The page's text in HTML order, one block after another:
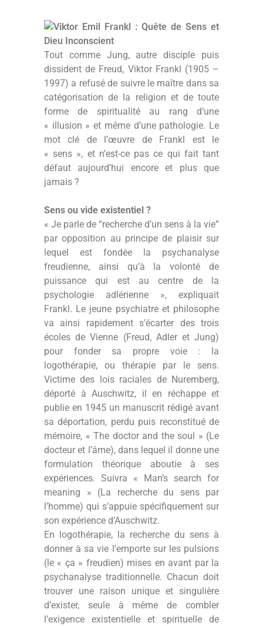
Tout comme Jung, autre disciple puis
dissident de Freud, Viktor Frankl (1905 –
1997) a refusé de suivre le maître dans sa
catégorisation de la religion et de toute
forme de spiritualité au rang d’une
« illusion » et même d’une pathologie. Le
mot clé de l’œuvre de Frankl est le
« sens », et n’est-ce pas ce qui fait tant
défaut aujourd’hui encore et plus que
jamais ?
Sens ou vide existentiel ?
« Je parle de “recherche d’un sens à la vie”
par opposition au principe de plaisir sur
lequel est fondée la psychanalyse
freudienne, ainsi qu’à la volonté de
puissance qui est au centre de la
psychologie adlérienne », expliquait
Frankl. Le jeune psychiatre et philosophe
va ainsi rapidement s’écarter des trois
écoles de Vienne (Freud, Adler et Jung)
pour fonder sa propre voie : la
logothérapie, ou thérapie par le sens.
Victime des lois raciales de Nuremberg,
déporté à Auschwitz, il en réchappe et
publie en 1945 un manuscrit rédigé avant
sa déportation, perdu puis reconstitué de
mémoire, « The doctor and the soul » (Le
docteur et l’âme), dans lequel il donne une
formulation théorique aboutie à ses
expériences. Suivra « Man’s search for
meaning » (La recherche du sens par
l’homme) qui s’appuie spécifiquement sur
son expérience d’Auschwitz.
En logothérapie, la recherche du sens à
donner à sa vie l’emporte sur les pulsions
(le « ça » freudien) mises en avant par la
psychanalyse traditionnelle. Chacun doit
trouver une raison unique et singulière
d’exister, seule à même de combler
l’exigence existentielle et spirituelle de